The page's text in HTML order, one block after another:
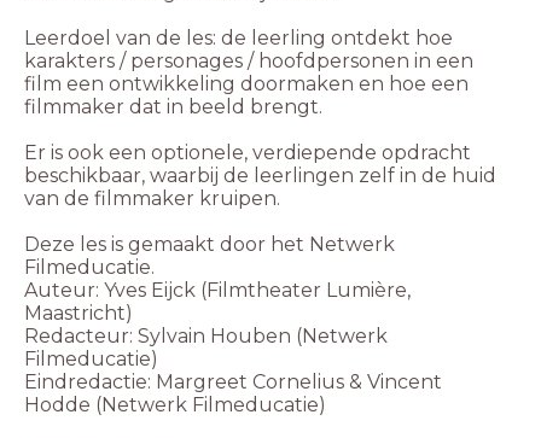
Leerdoel van de les: de leerling ontdekt hoe
karakters / personages / hoofdpersonen in een
film een ontwikkeling doormaken en hoe een
filmmaker dat in beeld brengt.
Er is ook een optionele, verdiepende opdracht
beschikbaar, waarbij de leerlingen zelf in de huid
van de filmmaker kruipen.
Deze les is gemaakt door het Netwerk
Filmeducatie.
Auteur: Yves Eijck (Filmtheater Lumière,
Maastricht)
Redacteur: Sylvain Houben (Netwerk
Filmeducatie)
Eindredactie: Margreet Cornelius & Vincent
Hodde (Netwerk Filmeducatie)